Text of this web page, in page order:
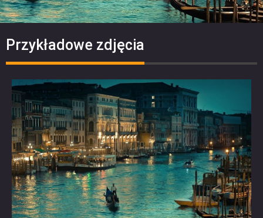
Przykładowe zdjęcia